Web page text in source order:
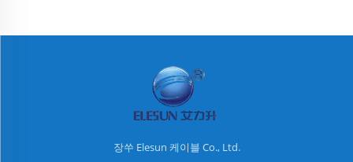
장쑤 Elesun 케이블 Co., Ltd.